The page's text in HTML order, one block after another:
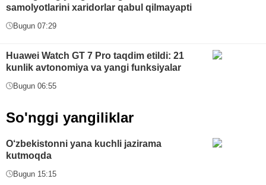
samolyotlarini xaridorlar qabul qilmayapti
Bugun 07:29
Huawei Watch GT 7 Pro taqdim etildi: 21
kunlik avtonomiya va yangi funksiyalar
Bugun 06:55
So'nggi yangiliklar
O‘zbekistonni yana kuchli jazirama
kutmoqda
Bugun 15:15